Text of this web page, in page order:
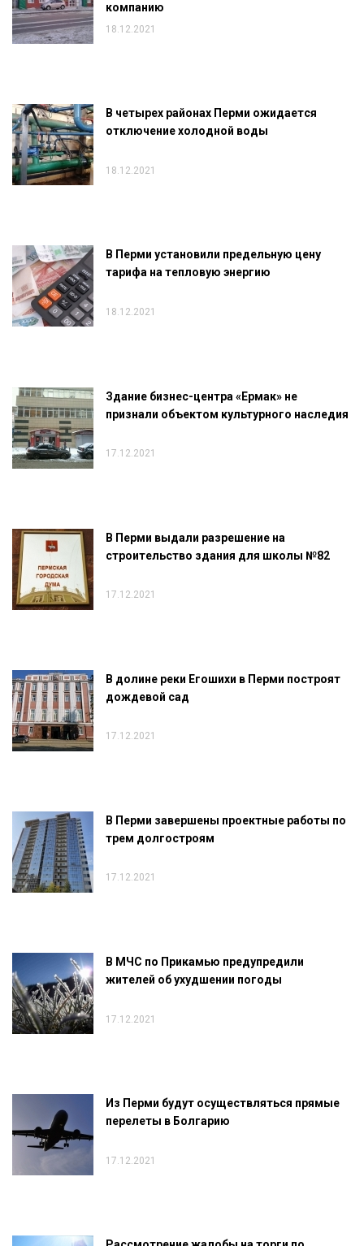
компанию
18.12.2021
В четырех районах Перми ожидается
отключение холодной воды
18.12.2021
В Перми установили предельную цену
тарифа на тепловую энергию
18.12.2021
Здание бизнес-центра «Ермак» не
признали объектом культурного наследия
17.12.2021
В Перми выдали разрешение на
строительство здания для школы №82
17.12.2021
В долине реки Егошихи в Перми построят
дождевой сад
17.12.2021
В Перми завершены проектные работы по
трем долгостроям
17.12.2021
В МЧС по Прикамью предупредили
жителей об ухудшении погоды
17.12.2021
Из Перми будут осуществляться прямые
перелеты в Болгарию
17.12.2021